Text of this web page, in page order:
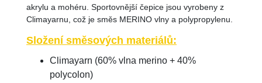
akrylu a mohéru. Sportovnější čepice jsou vyrobeny z
Climayarnu, což je směs MERINO vlny a polypropylenu.
Složení směsových materiálů:
Climayarn (60% vlna merino + 40%
polycolon)